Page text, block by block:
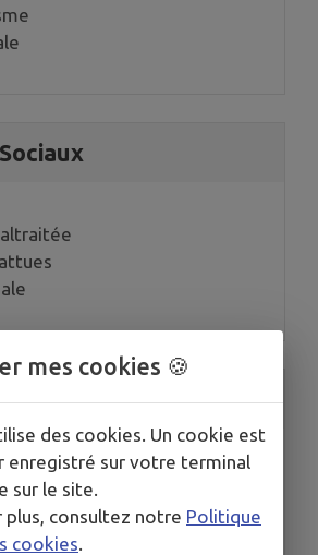
collectif
mes cookies 🍪
des cookies. Un cookie est
enregistré sur votre terminal
sur le site.
plus, consultez notre Politique
cookies